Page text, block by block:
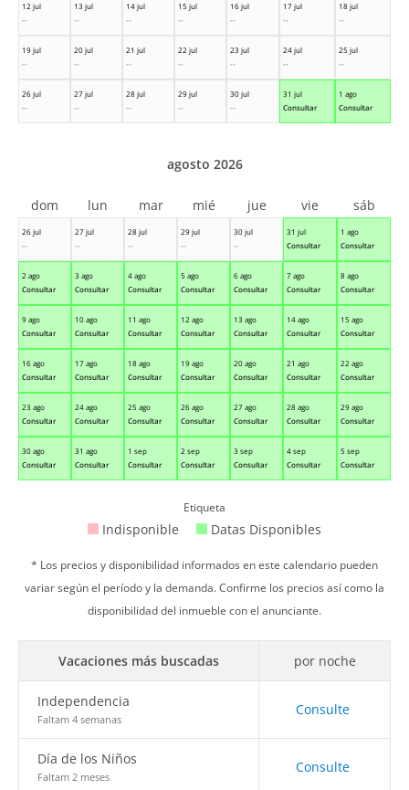
12 jul
--
13 jul
--
14 jul
--
15 jul
--
16 jul
--
17 jul
--
18 jul
--
19 jul
--
20 jul
--
21 jul
--
22 jul
--
23 jul
--
24 jul
--
25 jul
--
26 jul
--
27 jul
--
28 jul
--
29 jul
--
30 jul
--
31 jul
Consultar
1 ago
Consultar
26 jul
--
27 jul
--
28 jul
--
29 jul
--
30 jul
--
31 jul
Consultar
1 ago
Consultar
2 ago
Consultar
3 ago
Consultar
4 ago
Consultar
5 ago
Consultar
6 ago
Consultar
7 ago
Consultar
8 ago
Consultar
9 ago
Consultar
10 ago
Consultar
11 ago
Consultar
12 ago
Consultar
13 ago
Consultar
14 ago
Consultar
15 ago
Consultar
16 ago
Consultar
17 ago
Consultar
18 ago
Consultar
19 ago
Consultar
20 ago
Consultar
21 ago
Consultar
22 ago
Consultar
23 ago
Consultar
24 ago
Consultar
25 ago
Consultar
26 ago
Consultar
27 ago
Consultar
28 ago
Consultar
29 ago
Consultar
30 ago
Consultar
31 ago
Consultar
1 sep
Consultar
2 sep
Consultar
3 sep
Consultar
4 sep
Consultar
5 sep
Consultar
agosto 2026
dom lun mar mié jue vie sáb
Etiqueta
Indisponible Datas Disponibles
* Los precios y disponibilidad informados en este calendario pueden
variar según el período y la demanda. Confirme los precios así como la
disponibilidad del inmueble con el anunciante.
Vacaciones más buscadas por noche
Independencia
Faltam 4 semanas
Consulte
Día de los Niños
Faltam 2 meses
Consulte